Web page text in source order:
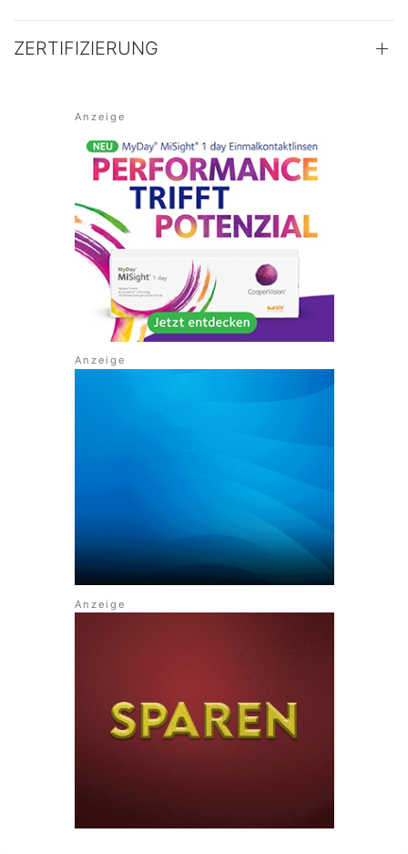
ZERTIFIZIERUNG